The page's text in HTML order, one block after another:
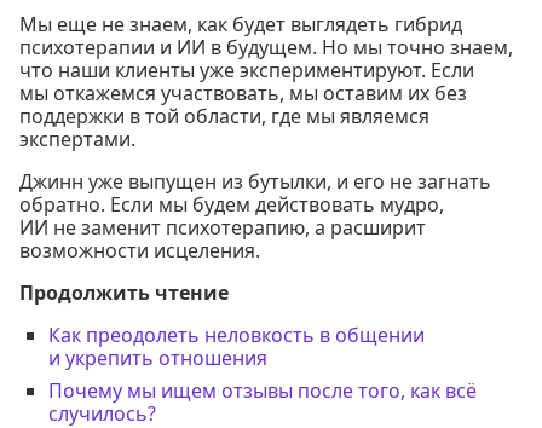
Мы еще не знаем, как будет выглядеть гибрид
психотерапии и ИИ в будущем. Но мы точно знаем,
что наши клиенты уже экспериментируют. Если
мы откажемся участвовать, мы оставим их без
поддержки в той области, где мы являемся
экспертами.
Джинн уже выпущен из бутылки, и его не загнать
обратно. Если мы будем действовать мудро,
ИИ не заменит психотерапию, а расширит
возможности исцеления.
Продолжить чтение
Как преодолеть неловкость в общении
и укрепить отношения
Почему мы ищем отзывы после того, как всё
случилось?